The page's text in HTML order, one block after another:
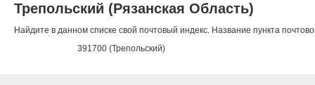
Трепольский (Рязанская Область)
Найдите в данном списке свой почтовый индекс. Название пункта
391700 (Трепольский)